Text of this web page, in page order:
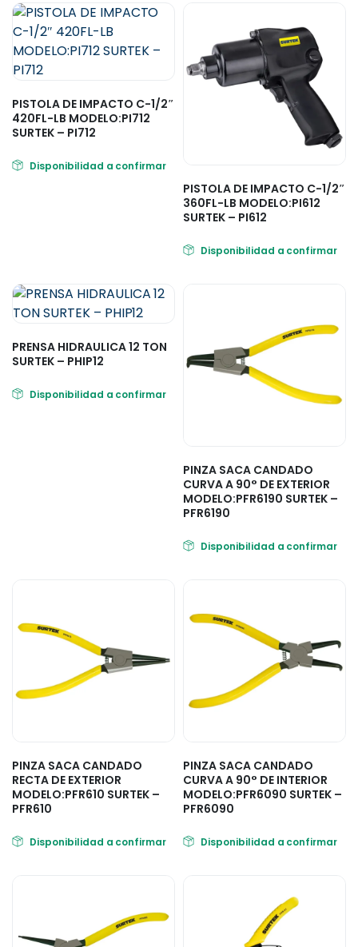
PISTOLA DE IMPACTO C-1/2″
420FL-LB MODELO:PI712
SURTEK – PI712
Disponibilidad a confirmar
PISTOLA DE IMPACTO C-1/2″
360FL-LB MODELO:PI612
SURTEK – PI612
Disponibilidad a confirmar
PRENSA HIDRAULICA 12 TON
SURTEK – PHIP12
Disponibilidad a confirmar
PINZA SACA CANDADO
CURVA A 90° DE EXTERIOR
MODELO:PFR6190 SURTEK –
PFR6190
Disponibilidad a confirmar
PINZA SACA CANDADO
RECTA DE EXTERIOR
MODELO:PFR610 SURTEK –
PFR610
Disponibilidad a confirmar
PINZA SACA CANDADO
CURVA A 90° DE INTERIOR
MODELO:PFR6090 SURTEK –
PFR6090
Disponibilidad a confirmar